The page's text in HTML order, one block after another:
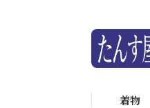
着物